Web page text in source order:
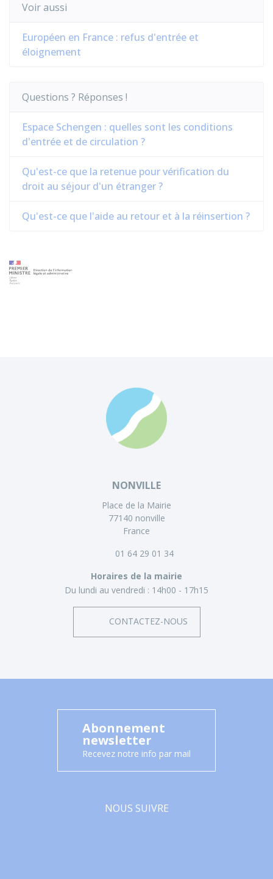
Voir aussi
Européen en France : refus d'entrée et
éloignement
Questions ? Réponses !
Espace Schengen : quelles sont les conditions
d'entrée et de circulation ?
Qu'est-ce que la retenue pour vérification du
droit au séjour d'un étranger ?
Qu'est-ce que l'aide au retour et à la réinsertion ?
NONVILLE
Place de la Mairie
77140 nonville
France
01 64 29 01 34
Horaires de la mairie
Du lundi au vendredi : 14h00 - 17h15
CONTACTEZ-NOUS
Abonnement
newsletter
Recevez notre info par mail
NOUS SUIVRE